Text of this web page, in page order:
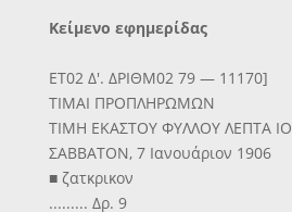
Κείμενο εφημερίδας
ΕΤ02 Δ'. ΔΡΙΘΜ02 79 — 11170]
ΤΙΜΑΙ ΠΡΟΠΛΗΡΩΜΩΝ
ΤΙΜΗ ΕΚΑΣΤΟΥ ΦΥΛΛΟΥ ΛΕΠΤΑ ΙΟ
ΣΑΒΒΑΤΟΝ, 7 Ιανουάριον 1906
■ ζατκρικον
......... Δρ. 9